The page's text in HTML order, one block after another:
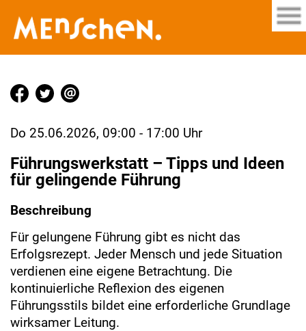
Do 25.06.2026, 09:00 - 17:00 Uhr
Führungswerkstatt – Tipps und Ideen
für gelingende Führung
Beschreibung
Für gelungene Führung gibt es nicht das
Erfolgsrezept. Jeder Mensch und jede Situation
verdienen eine eigene Betrachtung. Die
kontinuierliche Reflexion des eigenen
Führungsstils bildet eine erforderliche Grundlage
wirksamer Leitung.